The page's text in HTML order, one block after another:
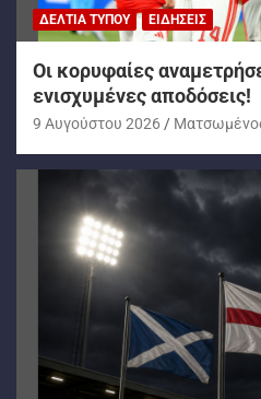
ΔΕΛΤΊΑ ΤΎΠΟΥ ΕΙΔΉΣΕΙΣ
Oι κορυφαίες
ενισχυμένες αποδόσεις!
9 Αυγούστου 2026